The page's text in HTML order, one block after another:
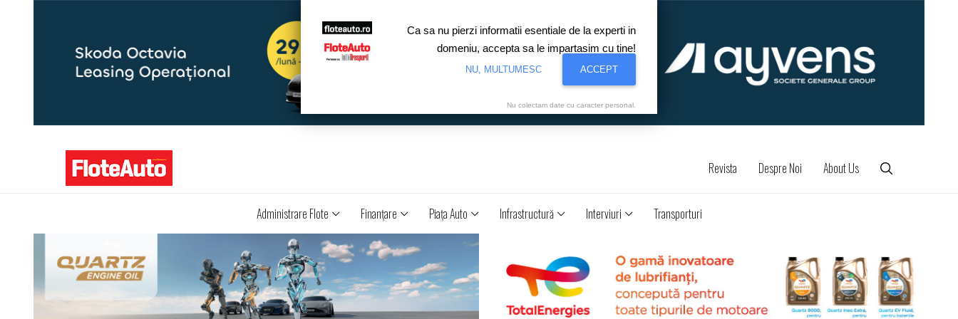
Revista Despre Noi About Us
Administrare Flote Finanţare Piaţa Auto Infrastructură Interviuri Transporturi
Ca sa nu pierzi informatii esentiale de la experti in
domeniu, accepta sa le impartasim cu tine!
NU, MULTUMESC ACCEPT
Nu colectam date cu caracter personal.